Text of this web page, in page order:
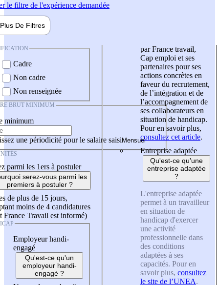
le filtre de l'expérience demandée
Plus De Filtres
Cadre
Non cadre
Non renseignée
BRUT MINIMUM
minimum
une périodicité pour le salaire saisi
parmi les 1ers à postuler
serez-vous parmi les
premiers à postuler ?
de plus de 15 jours,
moins de 4 candidatures
France Travail est informé)
Employeur handi-
engagé
Qu'est-ce qu'un
employeur handi-
engagé ?
par France travail,
Cap emploi et ses
partenaires pour ses
actions concrètes en
faveur du recrutement,
de l’intégration et de
l’accompagnement de
ses collaborateurs en
situation de handicap.
Pour en savoir plus,
consultez cet article.
Entreprise adaptée
Qu'est-ce qu'une
entreprise adaptée
?
L'entreprise adaptée
permet à un travailleur
en situation de
handicap d'exercer
une activité
professionnelle dans
des conditions
adaptées à ses
capacités. Pour en
savoir plus, consultez
le site de l’UNEA.